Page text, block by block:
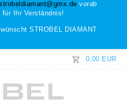
vorab
für Ihr Verständnis!
STROBEL DIAMANT
0,00 EUR